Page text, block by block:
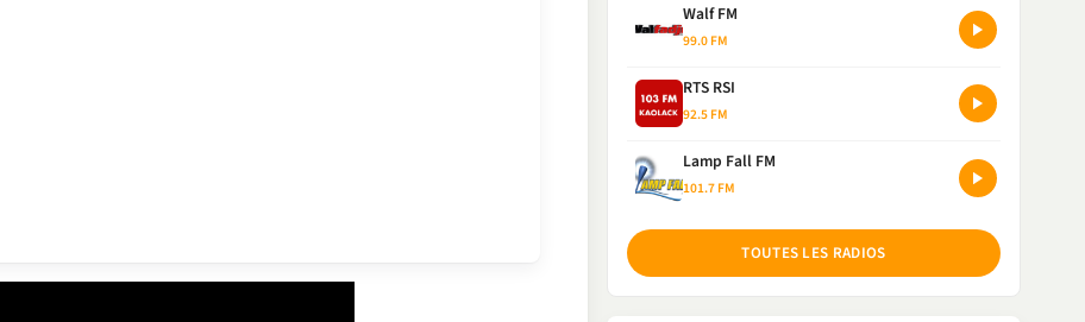
Walf FM
99.0 FM
RTS RSI
92.5 FM
Lamp Fall FM
101.7 FM
TOUTES LES RADIOS